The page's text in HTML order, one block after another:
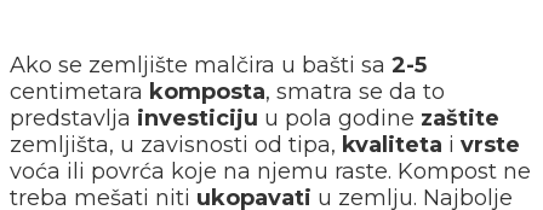
Ako se zemljište malčira u bašti sa 2-5
centimetara komposta, smatra se da to
predstavlja investiciju u pola godine zaštite
zemljišta, u zavisnosti od tipa, kvaliteta i vrste
voća ili povrća koje na njemu raste. Kompost ne
treba mešati niti ukopavati u zemlju. Najbolje